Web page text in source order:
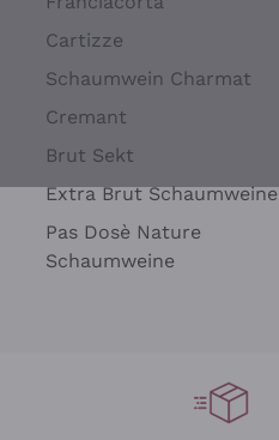
Cartizze
Schaumwein Charmat
Cremant
Brut Sekt
Extra Brut Schaumweine
Pas Dosè Nature
Schaumweine